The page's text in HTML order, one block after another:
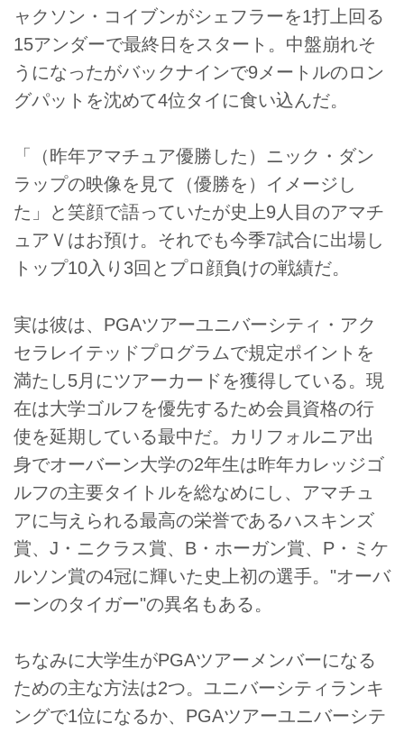
ャクソン・コイブンがシェフラーを1打上回る
15アンダーで最終日をスタート。中盤崩れそ
うになったがバックナインで9メートルのロン
グパットを沈めて4位タイに食い込んだ。
「（昨年アマチュア優勝した）ニック・ダン
ラップの映像を見て（優勝を）イメージし
た」と笑顔で語っていたが史上9人目のアマチ
ュアＶはお預け。それでも今季7試合に出場し
トップ10入り3回とプロ顔負けの戦績だ。
実は彼は、PGAツアーユニバーシティ・アク
セラレイテッドプログラムで規定ポイントを
満たし5月にツアーカードを獲得している。現
在は大学ゴルフを優先するため会員資格の行
使を延期している最中だ。カリフォルニア出
身でオーバーン大学の2年生は昨年カレッジゴ
ルフの主要タイトルを総なめにし、アマチュ
アに与えられる最高の栄誉であるハスキンズ
賞、J・ニクラス賞、B・ホーガン賞、P・ミケ
ルソン賞の4冠に輝いた史上初の選手。"オーバ
ーンのタイガー"の異名もある。
ちなみに大学生がPGAツアーメンバーになる
ための主な方法は2つ。ユニバーシティランキ
ングで1位になるか、PGAツアーユニバーシテ